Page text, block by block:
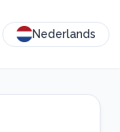
Nederlands